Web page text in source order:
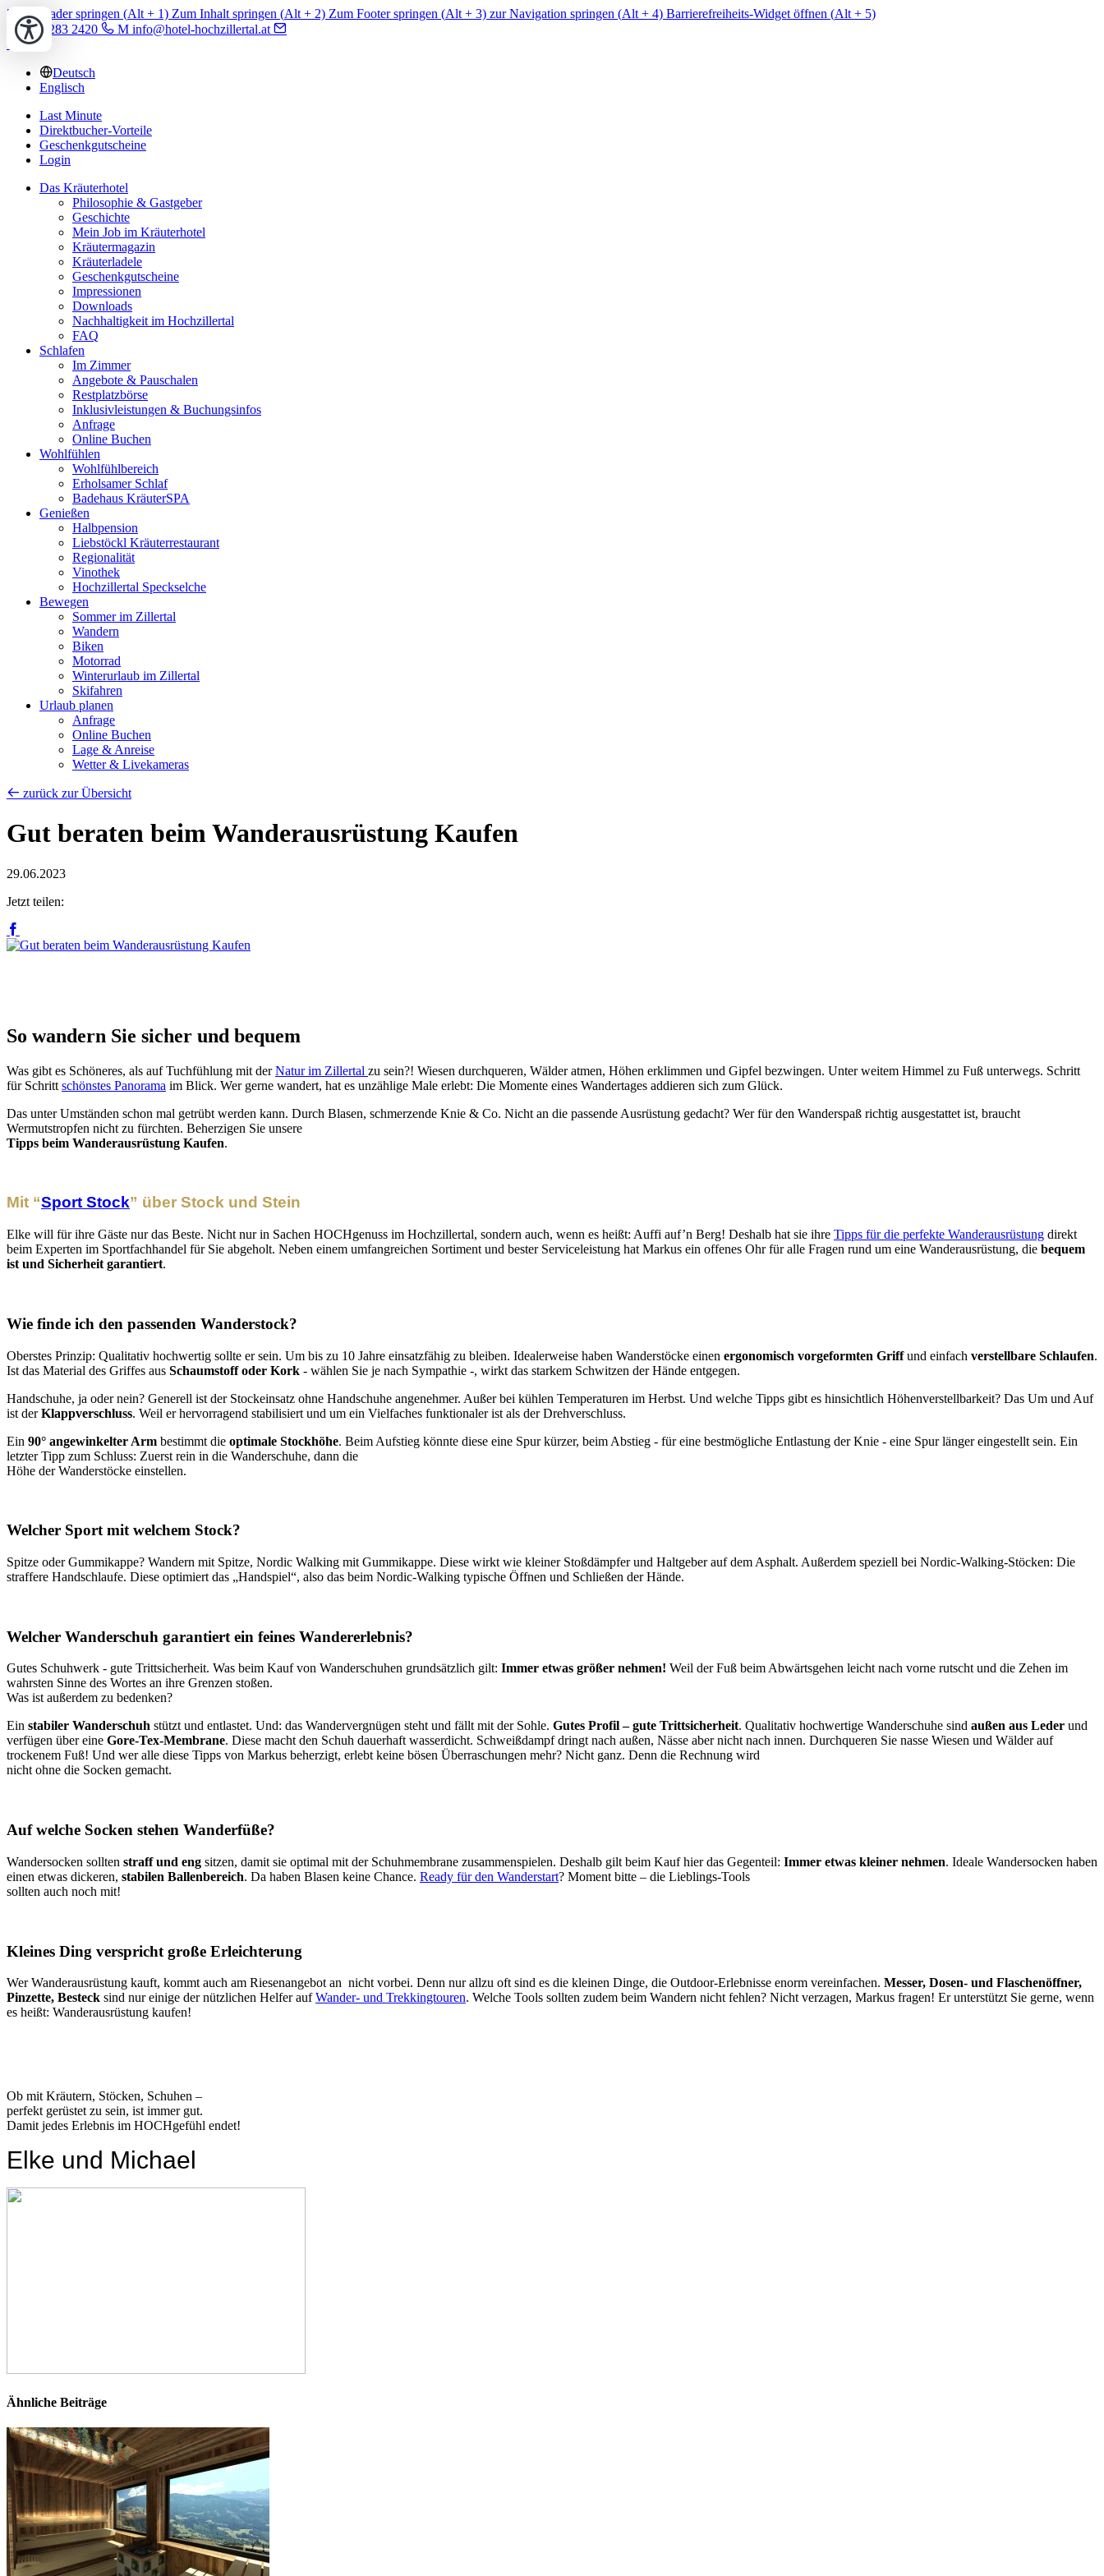
Zum Header springen (Alt + 1) Zum Inhalt springen (Alt + 2) Zum Footer springen (Alt + 3) zur Navigation springen (Alt + 4) Barrierefreiheits-Widget öffnen (Alt + 5)
T +43 5283 2420
M info@hotel-hochzillertal.at
Deutsch
Englisch
Last Minute
Direktbucher-Vorteile
Geschenkgutscheine
Login
Das Kräuterhotel
Philosophie & Gastgeber
Geschichte
Mein Job im Kräuterhotel
Kräutermagazin
Kräuterladele
Geschenkgutscheine
Impressionen
Downloads
Nachhaltigkeit im Hochzillertal
FAQ
Schlafen
Im Zimmer
Angebote & Pauschalen
Restplatzbörse
Inklusivleistungen & Buchungsinfos
Anfrage
Online Buchen
Wohlfühlen
Wohlfühlbereich
Erholsamer Schlaf
Badehaus KräuterSPA
Genießen
Halbpension
Liebstöckl Kräuterrestaurant
Regionalität
Vinothek
Hochzillertal Speckselche
Bewegen
Sommer im Zillertal
Wandern
Biken
Motorrad
Winterurlaub im Zillertal
Skifahren
Urlaub planen
Anfrage
Online Buchen
Lage & Anreise
Wetter & Livekameras
zurück zur Übersicht
Gut beraten beim Wanderausrüstung Kaufen
29.06.2023
Jetzt teilen:
So wandern Sie sicher und bequem
Was gibt es Schöneres, als auf Tuchfühlung mit derNatur im Zillertal zu sein?! Wiesen durchqueren, Wälder atmen, Höhen erklimmen und Gipfel bezwingen. Unter weitem Himmel zu Fuß unterwegs. Schritt
für Schritt schönstes Panorama im Blick. Wer gerne wandert, hat es unzählige Male erlebt: Die Momente eines Wandertages addieren sich zum Glück.
Das unter Umständen schon mal getrübt werden kann. Durch Blasen, schmerzende Knie & Co. Nicht an die passende Ausrüstung gedacht? Wer für den Wanderspaß richtig ausgestattet ist, braucht
Wermutstropfen nicht zu fürchten. Beherzigen Sie unsere
Tipps beim Wanderausrüstung Kaufen.
Mit “Sport Stock” über Stock und Stein
Elke will für ihre Gäste nur das Beste. Nicht nur in Sachen HOCHgenuss im Hochzillertal, sondern auch, wenn es heißt: Auffi auf’n Berg! Deshalb hat sie ihre Tipps für die perfekte Wanderausrüstung direkt
beim Experten im Sportfachhandel für Sie abgeholt. Neben einem umfangreichen Sortiment und bester Serviceleistung hat Markus ein offenes Ohr für alle Fragen rund um eine Wanderausrüstung, die bequem
ist und Sicherheit garantiert.
Wie finde ich den passenden Wanderstock?
Oberstes Prinzip: Qualitativ hochwertig sollte er sein. Um bis zu 10 Jahre einsatzfähig zu bleiben. Idealerweise haben Wanderstöcke einen ergonomisch vorgeformten Griffund einfach verstellbare Schlaufen.
Ist das Material des Griffes aus Schaumstoff oder Kork - wählen Sie je nach Sympathie -, wirkt das starkem Schwitzen der Hände entgegen.
Handschuhe, ja oder nein? Generell ist der Stockeinsatz ohne Handschuhe angenehmer. Außer bei kühlen Temperaturen im Herbst. Und welche Tipps gibt es hinsichtlich Höhenverstellbarkeit? Das Um und Auf
ist derKlappverschluss. Weil er hervorragend stabilisiert und um ein Vielfaches funktionaler ist als der Drehverschluss.
Ein 90° angewinkelter Arm bestimmt die optimale Stockhöhe. Beim Aufstieg könnte diese eine Spur kürzer, beim Abstieg - für eine bestmögliche Entlastung der Knie - eine Spur länger eingestellt sein. Ein
letzter Tipp zum Schluss: Zuerst rein in die Wanderschuhe, dann die
Höhe der Wanderstöcke einstellen.
Welcher Sport mit welchem Stock?
Spitze oder Gummikappe? Wandern mit Spitze, Nordic Walking mit Gummikappe. Diese wirkt wie kleiner Stoßdämpfer und Haltgeber auf dem Asphalt. Außerdem speziell bei Nordic-Walking-Stöcken: Die
straffere Handschlaufe. Diese optimiert das „Handspiel“, also das beim Nordic-Walking typische Öffnen und Schließen der Hände.
Welcher Wanderschuh garantiert ein feines Wandererlebnis?
Gutes Schuhwerk - gute Trittsicherheit. Was beim Kauf von Wanderschuhen grundsätzlich gilt: Immer etwas größer nehmen! Weil der Fuß beim Abwärtsgehen leicht nach vorne rutscht und die Zehen im
wahrsten Sinne des Wortes an ihre Grenzen stoßen.
Was ist außerdem zu bedenken?
Ein stabiler Wanderschuh stützt und entlastet. Und: das Wandervergnügen steht und fällt mit der Sohle. Gutes Profil – gute Trittsicherheit. Qualitativ hochwertige Wanderschuhe sind außen aus Leder und
verfügen über eine Gore-Tex-Membrane. Diese macht den Schuh dauerhaft wasserdicht. Schweißdampf dringt nach außen, Nässe aber nicht nach innen. Durchqueren Sie nasse Wiesen und Wälder auf
trockenem Fuß! Und wer alle diese Tipps von Markus beherzigt, erlebt keine bösen Überraschungen mehr? Nicht ganz. Denn die Rechnung wird
nicht ohne die Socken gemacht.
Auf welche Socken stehen Wanderfüße?
Wandersocken sollten straff und eng sitzen, damit sie optimal mit der Schuhmembrane zusammenspielen. Deshalb gilt beim Kauf hier das Gegenteil: Immer etwas kleiner nehmen. Ideale Wandersocken haben
einen etwas dickeren, stabilen Ballenbereich. Da haben Blasen keine Chance. Ready für den Wanderstart? Moment bitte – die Lieblings-Tools
sollten auch noch mit!
Kleines Ding verspricht große Erleichterung
Wer Wanderausrüstung kauft, kommt auch am Riesenangebot an nicht vorbei. Denn nur allzu oft sind es die kleinen Dinge, die Outdoor-Erlebnisse enorm vereinfachen. Messer, Dosen- und Flaschenöffner,
Pinzette, Besteck sind nur einige der nützlichen Helfer aufWander- und Trekkingtouren. Welche Tools sollten zudem beim Wandern nicht fehlen? Nicht verzagen, Markus fragen! Er unterstützt Sie gerne, wenn
es heißt: Wanderausrüstung kaufen!
Ob mit Kräutern, Stöcken, Schuhen –
perfekt gerüstet zu sein, ist immer gut.
Damit jedes Erlebnis im HOCHgefühl endet!
Elke und Michael
Ähnliche Beiträge